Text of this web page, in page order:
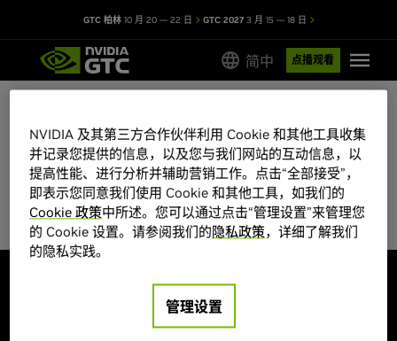
GTC 柏林10 月 20 — 22 日 GTC 20273 月 15 — 18 日
简中 点播观看
GTC 2026 会议目录
部分会议席位有限，先到先得。
海报展示 演讲嘉宾
NVIDIA 及其第三方合作伙伴利用 Cookie 和其他工具收集
并记录您提供的信息，以及您与我们网站的互动信息，以
提高性能、进行分析并辅助营销工作。点击“全部接受”，
即表示您同意我们使用 Cookie 和其他工具，如我们的
Cookie 政策中所述。您可以通过点击“管理设置”来管理您
的 Cookie 设置。请参阅我们的隐私政策，详细了解我们
的隐私实践。
管理设置